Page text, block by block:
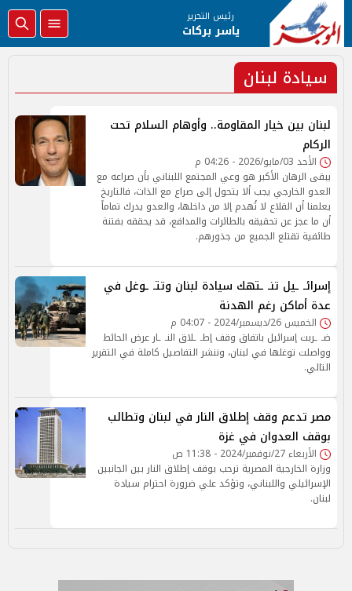
رئيس التحرير
ياسر بركات
سيادة لبنان
لبنان بين خيار المقاومة.. وأوهام السلام تحت
الركام
الأحد 03/مايو/2026 - 04:26 م
يبقى الرهان الأكبر هو وعي المجتمع اللبناني بأن صراعه مع
العدو الخارجي يجب ألا يتحول إلى صراع مع الذات، فالتاريخ
يعلمنا أن القلاع لا تُهدم إلا من داخلها، والعدو يدرك تماماً
أن ما عجز عن تحقيقه بالطائرات والمدافع، قد يحققه بفتنة
طائفية تقتلع الجميع من جذورهم.
إسرائـ ـيل تنـ ـتهك سيادة لبنان وتتـ ـوغل في
عدة أماكن رغم الهدنة
الخميس 26/ديسمبر/2024 - 04:07 م
ضـ ـربت إسرائيل باتفاق وقف إطـ ـلاق النـ ـار عرض الحائط
وواصلت توغلها في لبنان، وننشر التفاصيل كاملة في التقرير
التالي.
مصر تدعم وقف إطلاق النار في لبنان وتطالب
بوقف العدوان في غزة
الأربعاء 27/نوفمبر/2024 - 11:38 ص
وزارة الخارجية المصرية ترحب بوقف إطلاق النار بين الجانبين
الإسرائيلي واللبناني، وتؤكد علي ضرورة احترام سيادة
لبنان.